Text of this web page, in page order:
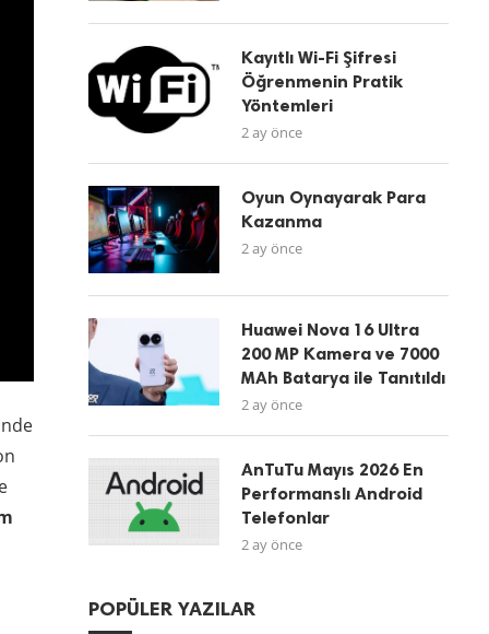
Kayıtlı Wi-Fi Şifresi
Öğrenmenin Pratik
Yöntemleri
2 ay önce
Oyun Oynayarak Para
Kazanma
2 ay önce
Huawei Nova 16 Ultra
200 MP Kamera ve 7000
MAh Batarya ile Tanıtıldı
2 ay önce
AnTuTu Mayıs 2026 En
Performanslı Android
Telefonlar
2 ay önce
POPÜLER YAZILAR